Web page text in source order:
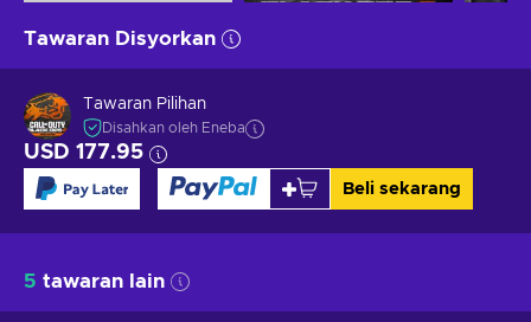
Tawaran Disyorkan
Tawaran Pilihan
Disahkan oleh Eneba
USD 177.95
Beli sekarang
5 tawaran lain